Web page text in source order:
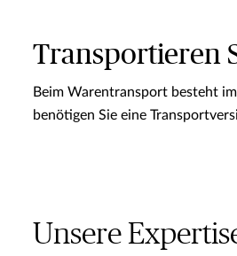
Transportieren
Beim Warentransport besteht
benötigen Sie eine
Unsere